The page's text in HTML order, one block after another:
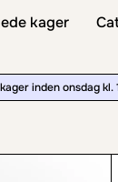
kager
inden onsdag